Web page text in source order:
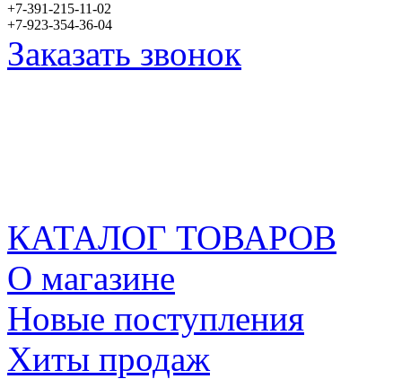
+7-391-215-11-02
+7-923-354-36-04
Заказать звонок
КАТАЛОГ ТОВАРОВ
О магазине
Новые поступления
Хиты продаж